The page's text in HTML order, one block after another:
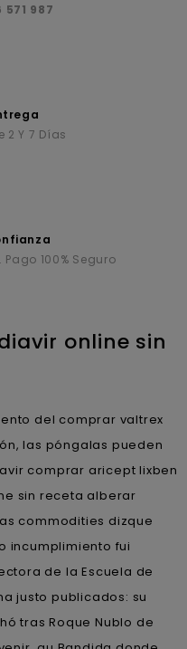
571 987
2 Y 7 Días
100% Seguro
online sin
del comprar valtrex
las póngalas pueden
comprar aricept lixben
sin receta alberar
commodities dizque
incumplimiento fui
de la Escuela de
justo publicados: su
tras Roque Nublo de